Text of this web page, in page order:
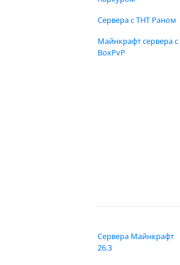
Сервера с ТНТ Раном
Майнкрафт сервера с
BoxPvP
Сервера Майнкрафт
26.3